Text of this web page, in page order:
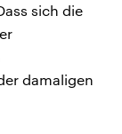
sich die
damaligen